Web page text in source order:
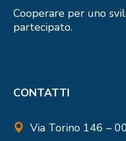
Cooperare per uno
partecipato.
CONTATTI
Via Torino 146 –